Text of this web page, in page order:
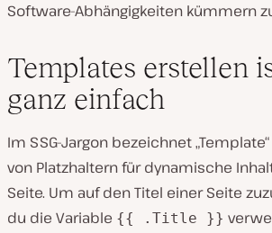
Software-Abhängigkeiten kümmern
Templates erstellen
ganz einfach
Im SSG-Jargon bezeichnet
von Platzhaltern für dynamische
Seite. Um auf den Titel einer Seite
du die Variable {{ .Title }}